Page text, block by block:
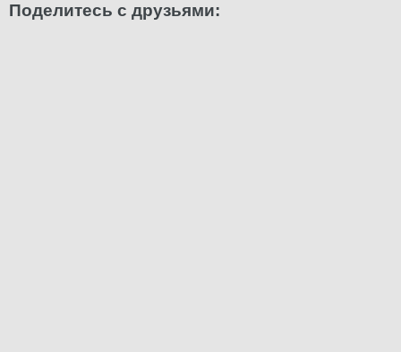
Поделитесь с друзьями: